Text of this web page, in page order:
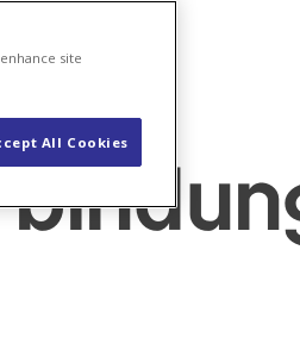
site
All Cookies